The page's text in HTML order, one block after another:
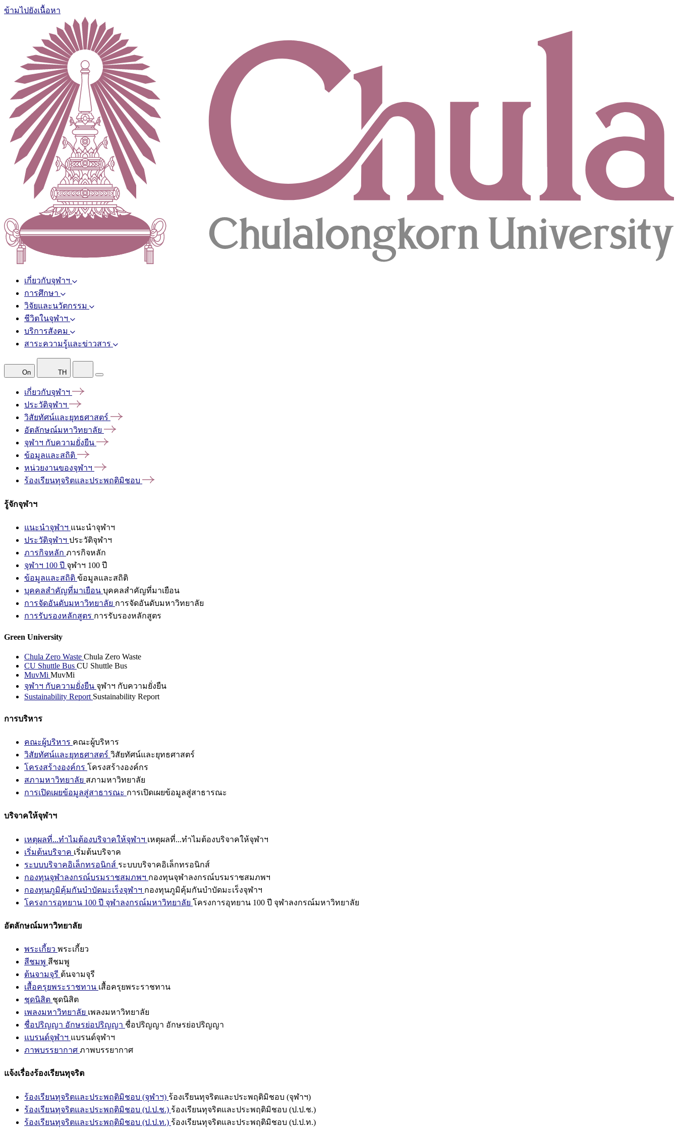
ข้ามไปยังเนื้อหา
เกี่ยวกับจุฬาฯ
การศึกษา
วิจัยและนวัตกรรม
ชีวิตในจุฬาฯ
บริการสังคม
สาระความรู้และข่าวสาร
On TH
เกี่ยวกับจุฬาฯ
ประวัติจุฬาฯ
วิสัยทัศน์และยุทธศาสตร์
อัตลักษณ์มหาวิทยาลัย
จุฬาฯ กับความยั่งยืน
ข้อมูลและสถิติ
หน่วยงานของจุฬาฯ
ร้องเรียนทุจริตและประพฤติมิชอบ
รู้จักจุฬาฯ
แนะนำจุฬาฯ แนะนำจุฬาฯ
ประวัติจุฬาฯ ประวัติจุฬาฯ
ภารกิจหลัก ภารกิจหลัก
จุฬาฯ 100 ปี จุฬาฯ 100 ปี
ข้อมูลและสถิติ ข้อมูลและสถิติ
บุคคลสำคัญที่มาเยือน บุคคลสำคัญที่มาเยือน
การจัดอันดับมหาวิทยาลัย การจัดอันดับมหาวิทยาลัย
การรับรองหลักสูตร การรับรองหลักสูตร
Green University
Chula Zero Waste Chula Zero Waste
CU Shuttle Bus CU Shuttle Bus
MuvMi MuvMi
จุฬาฯ กับความยั่งยืน จุฬาฯ กับความยั่งยืน
Sustainability Report Sustainability Report
การบริหาร
คณะผู้บริหาร คณะผู้บริหาร
วิสัยทัศน์และยุทธศาสตร์ วิสัยทัศน์และยุทธศาสตร์
โครงสร้างองค์กร โครงสร้างองค์กร
สภามหาวิทยาลัย สภามหาวิทยาลัย
การเปิดเผยข้อมูลสู่สาธารณะ การเปิดเผยข้อมูลสู่สาธารณะ
บริจาคให้จุฬาฯ
เหตุผลที่...ทำไมต้องบริจาคให้จุฬาฯ เหตุผลที่...ทำไมต้องบริจาคให้จุฬาฯ
เริ่มต้นบริจาค เริ่มต้นบริจาค
ระบบบริจาคอิเล็กทรอนิกส์ ระบบบริจาคอิเล็กทรอนิกส์
กองทุนจุฬาลงกรณ์บรมราชสมภพฯ กองทุนจุฬาลงกรณ์บรมราชสมภพฯ
กองทุนภูมิคุ้มกันบำบัดมะเร็งจุฬาฯ กองทุนภูมิคุ้มกันบำบัดมะเร็งจุฬาฯ
โครงการอุทยาน 100 ปี จุฬาลงกรณ์มหาวิทยาลัย โครงการอุทยาน 100 ปี จุฬาลงกรณ์มหาวิทยาลัย
อัตลักษณ์มหาวิทยาลัย
พระเกี้ยว พระเกี้ยว
สีชมพู สีชมพู
ต้นจามจุรี ต้นจามจุรี
เสื้อครุยพระราชทาน เสื้อครุยพระราชทาน
ชุดนิสิต ชุดนิสิต
เพลงมหาวิทยาลัย เพลงมหาวิทยาลัย
ชื่อปริญญา อักษรย่อปริญญา ชื่อปริญญา อักษรย่อปริญญา
แบรนด์จุฬาฯ แบรนด์จุฬาฯ
ภาพบรรยากาศ ภาพบรรยากาศ
แจ้งเรื่องร้องเรียนทุจริต
ร้องเรียนทุจริตและประพฤติมิชอบ (จุฬาฯ) ร้องเรียนทุจริตและประพฤติมิชอบ (จุฬาฯ)
ร้องเรียนทุจริตและประพฤติมิชอบ (ป.ป.ช.) ร้องเรียนทุจริตและประพฤติมิชอบ (ป.ป.ช.)
ร้องเรียนทุจริตและประพฤติมิชอบ (ป.ป.ท.) ร้องเรียนทุจริตและประพฤติมิชอบ (ป.ป.ท.)